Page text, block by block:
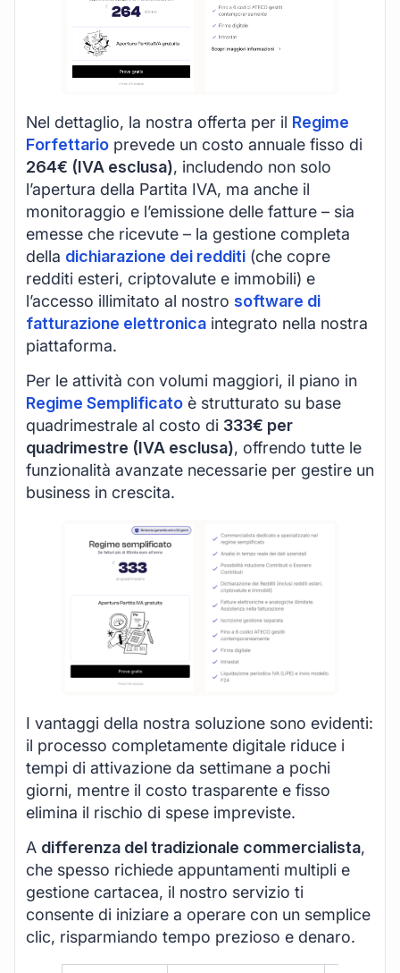
Nel dettaglio, la nostra offerta per il Regime
Forfettario prevede un costo annuale fisso di
264€ (IVA esclusa), includendo non solo
l’apertura della Partita IVA, ma anche il
monitoraggio e l’emissione delle fatture – sia
emesse che ricevute – la gestione completa
della dichiarazione dei redditi (che copre
redditi esteri, criptovalute e immobili) e
l’accesso illimitato al nostro software di
fatturazione elettronica integrato nella nostra
piattaforma.
Per le attività con volumi maggiori, il piano in
Regime Semplificato è strutturato su base
quadrimestrale al costo di 333€ per
quadrimestre (IVA esclusa), offrendo tutte le
funzionalità avanzate necessarie per gestire un
business in crescita.
I vantaggi della nostra soluzione sono evidenti:
il processo completamente digitale riduce i
tempi di attivazione da settimane a pochi
giorni, mentre il costo trasparente e fisso
elimina il rischio di spese impreviste.
A differenza del tradizionale commercialista,
che spesso richiede appuntamenti multipli e
gestione cartacea, il nostro servizio ti
consente di iniziare a operare con un semplice
clic, risparmiando tempo prezioso e denaro.